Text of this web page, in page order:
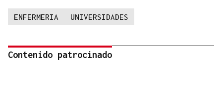
ENFERMERIA UNIVERSIDADES
Contenido patrocinado